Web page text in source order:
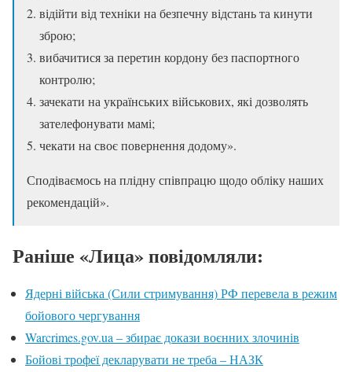
відійти від техніки на безпечну відстань та кинути
зброю;
вибачитися за перетин кордону без паспортного
контролю;
зачекати на українських військових, які дозволять
зателефонувати мамі;
чекати на своє повернення додому».
Сподіваємось на плідну співпрацю щодо обліку наших
рекомендацій».
Раніше «Лица» повідомляли:
Ядерні війська (Сили стримування) РФ перевела в режим
бойового чергування
Warcrimes.gov.ua – збирає докази воєнних злочинів
Бойові трофеї декларувати не треба – НАЗК